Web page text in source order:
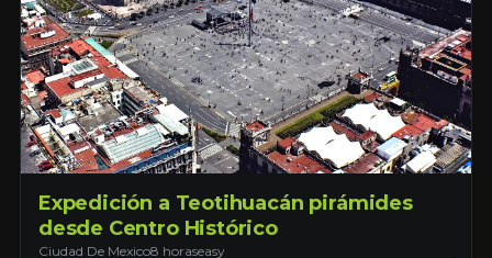
Expedición a Teotihuacán pirámides
desde Centro Histórico
Ciudad De Mexico8 horaseasy